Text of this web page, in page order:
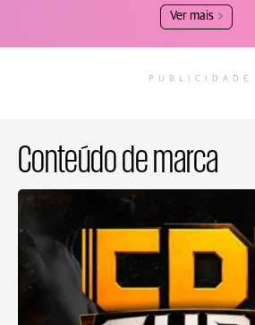
Ver mais
PUBLICIDADE
Conteúdo de marca